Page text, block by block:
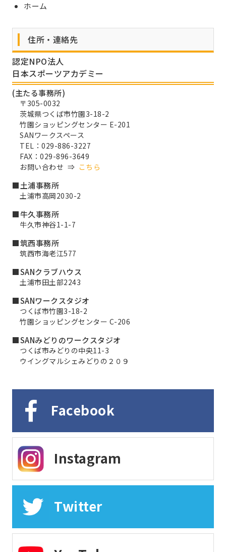
ホーム
住所・連絡先
認定NPO法人
日本スポーツアカデミー
(主たる事務所)
〒305-0032
茨城県つくば市竹園3-18-2
竹園ショッピングセンター E-201
SANワークスペース
TEL：029-886-3227
FAX：029-896-3649
お問い合わせ ⇒ こちら
■土浦事務所
土浦市高岡2030-2
■牛久事務所
牛久市神谷1-1-7
■筑西事務所
筑西市海老江577
■SANクラブハウス
土浦市田土部2243
■SANワークスタジオ
つくば市竹園3-18-2
竹園ショッピングセンター C-206
■SANみどりのワークスタジオ
つくば市みどりの中央11-3
ウイングマルシェみどりの２０９
Facebook
Instagram
Twitter